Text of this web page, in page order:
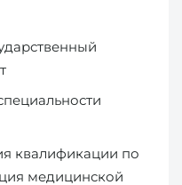
квалификации по
медицинской